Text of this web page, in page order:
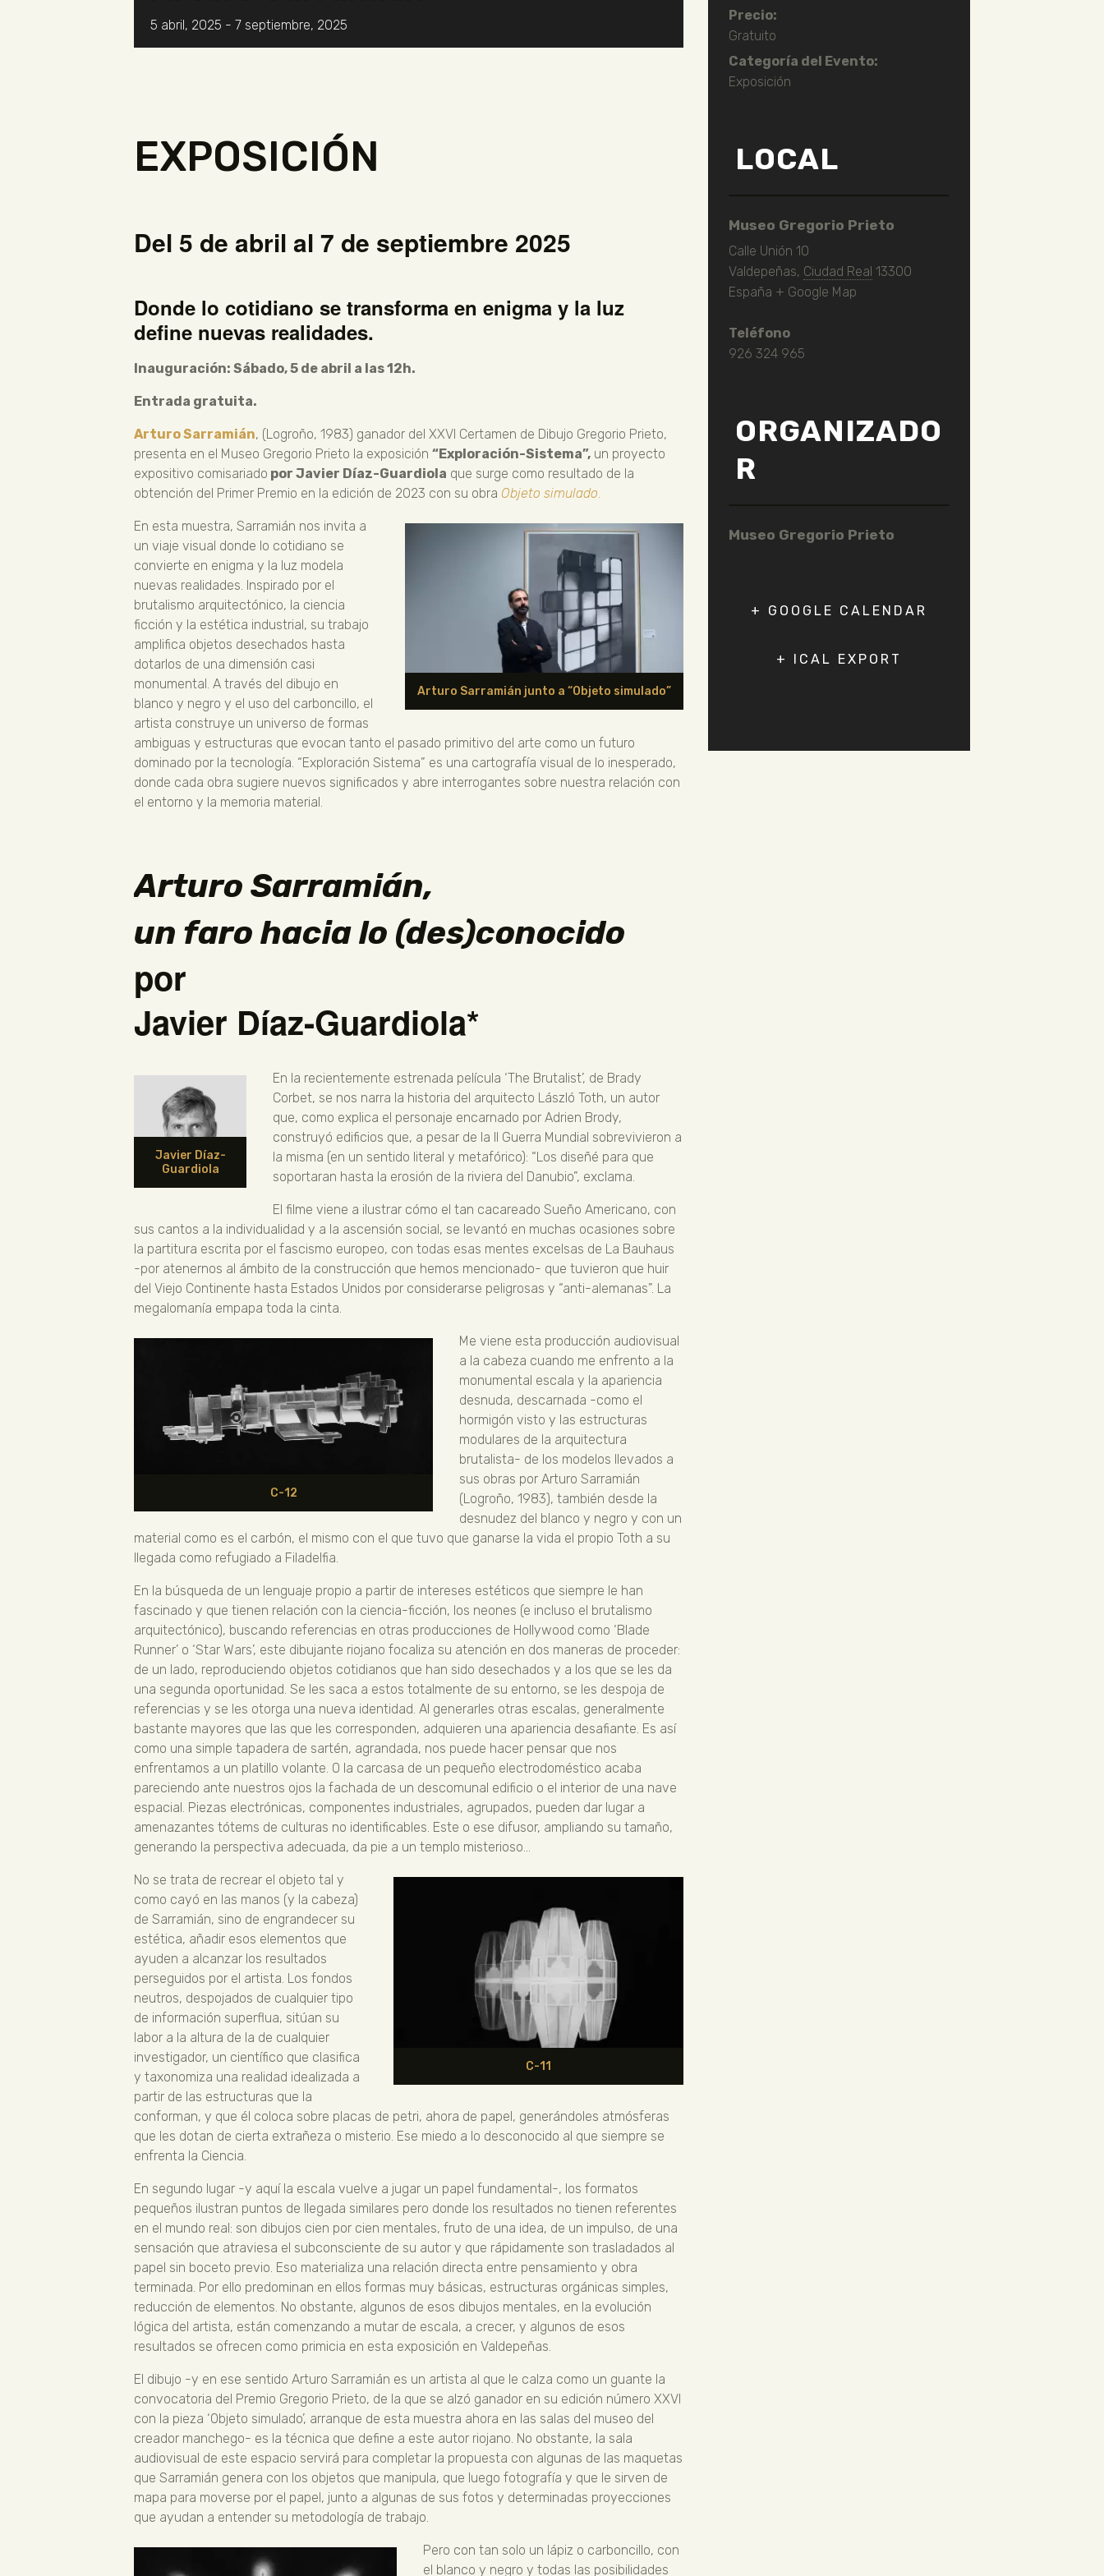
5 abril, 2025 - 7 septiembre, 2025
EXPOSICIÓN
Del 5 de abril al 7 de septiembre 2025
Donde lo cotidiano se transforma en enigma y la luz
define nuevas realidades.
Inauguración: Sábado, 5 de abril a las 12h.
Entrada gratuita.
Arturo Sarramián, (Logroño, 1983) ganador del XXVI Certamen de Dibujo Gregorio Prieto,
presenta en el Museo Gregorio Prieto la exposición “Exploración-Sistema”, un proyecto
expositivo comisariado por Javier Díaz-Guardiola que surge como resultado de la
obtención del Primer Premio en la edición de 2023 con su obra Objeto simulado.
Arturo Sarramián junto a “Objeto simulado”
En esta muestra, Sarramián nos invita a
un viaje visual donde lo cotidiano se
convierte en enigma y la luz modela
nuevas realidades. Inspirado por el
brutalismo arquitectónico, la ciencia
ficción y la estética industrial, su trabajo
amplifica objetos desechados hasta
dotarlos de una dimensión casi
monumental. A través del dibujo en
blanco y negro y el uso del carboncillo, el
artista construye un universo de formas
ambiguas y estructuras que evocan tanto el pasado primitivo del arte como un futuro
dominado por la tecnología. “Exploración Sistema” es una cartografía visual de lo inesperado,
donde cada obra sugiere nuevos significados y abre interrogantes sobre nuestra relación con
el entorno y la memoria material.
Arturo Sarramián,
un faro hacia lo (des)conocido
por
Javier Díaz-Guardiola*
Javier Díaz-
Guardiola
En la recientemente estrenada película ‘The Brutalist’, de Brady
Corbet, se nos narra la historia del arquitecto László Toth, un autor
que, como explica el personaje encarnado por Adrien Brody,
construyó edificios que, a pesar de la II Guerra Mundial sobrevivieron a
la misma (en un sentido literal y metafórico): “Los diseñé para que
soportaran hasta la erosión de la riviera del Danubio”, exclama.
El filme viene a ilustrar cómo el tan cacareado Sueño Americano, con
sus cantos a la individualidad y a la ascensión social, se levantó en muchas ocasiones sobre
la partitura escrita por el fascismo europeo, con todas esas mentes excelsas de La Bauhaus
-por atenernos al ámbito de la construcción que hemos mencionado- que tuvieron que huir
del Viejo Continente hasta Estados Unidos por considerarse peligrosas y “anti-alemanas”. La
megalomanía empapa toda la cinta.
C-12
Me viene esta producción audiovisual
a la cabeza cuando me enfrento a la
monumental escala y la apariencia
desnuda, descarnada -como el
hormigón visto y las estructuras
modulares de la arquitectura
brutalista- de los modelos llevados a
sus obras por Arturo Sarramián
(Logroño, 1983), también desde la
desnudez del blanco y negro y con un
material como es el carbón, el mismo con el que tuvo que ganarse la vida el propio Toth a su
llegada como refugiado a Filadelfia.
En la búsqueda de un lenguaje propio a partir de intereses estéticos que siempre le han
fascinado y que tienen relación con la ciencia-ficción, los neones (e incluso el brutalismo
arquitectónico), buscando referencias en otras producciones de Hollywood como ‘Blade
Runner’ o ‘Star Wars’, este dibujante riojano focaliza su atención en dos maneras de proceder:
de un lado, reproduciendo objetos cotidianos que han sido desechados y a los que se les da
una segunda oportunidad. Se les saca a estos totalmente de su entorno, se les despoja de
referencias y se les otorga una nueva identidad. Al generarles otras escalas, generalmente
bastante mayores que las que les corresponden, adquieren una apariencia desafiante. Es así
como una simple tapadera de sartén, agrandada, nos puede hacer pensar que nos
enfrentamos a un platillo volante. O la carcasa de un pequeño electrodoméstico acaba
pareciendo ante nuestros ojos la fachada de un descomunal edificio o el interior de una nave
espacial. Piezas electrónicas, componentes industriales, agrupados, pueden dar lugar a
amenazantes tótems de culturas no identificables. Este o ese difusor, ampliando su tamaño,
generando la perspectiva adecuada, da pie a un templo misterioso…
C-11
No se trata de recrear el objeto tal y
como cayó en las manos (y la cabeza)
de Sarramián, sino de engrandecer su
estética, añadir esos elementos que
ayuden a alcanzar los resultados
perseguidos por el artista. Los fondos
neutros, despojados de cualquier tipo
de información superflua, sitúan su
labor a la altura de la de cualquier
investigador, un científico que clasifica
y taxonomiza una realidad idealizada a
partir de las estructuras que la
conforman, y que él coloca sobre placas de petri, ahora de papel, generándoles atmósferas
que les dotan de cierta extrañeza o misterio. Ese miedo a lo desconocido al que siempre se
enfrenta la Ciencia.
En segundo lugar -y aquí la escala vuelve a jugar un papel fundamental-, los formatos
pequeños ilustran puntos de llegada similares pero donde los resultados no tienen referentes
en el mundo real: son dibujos cien por cien mentales, fruto de una idea, de un impulso, de una
sensación que atraviesa el subconsciente de su autor y que rápidamente son trasladados al
papel sin boceto previo. Eso materializa una relación directa entre pensamiento y obra
terminada. Por ello predominan en ellos formas muy básicas, estructuras orgánicas simples,
reducción de elementos. No obstante, algunos de esos dibujos mentales, en la evolución
lógica del artista, están comenzando a mutar de escala, a crecer, y algunos de esos
resultados se ofrecen como primicia en esta exposición en Valdepeñas.
El dibujo -y en ese sentido Arturo Sarramián es un artista al que le calza como un guante la
convocatoria del Premio Gregorio Prieto, de la que se alzó ganador en su edición número XXVI
con la pieza ‘Objeto simulado’, arranque de esta muestra ahora en las salas del museo del
creador manchego- es la técnica que define a este autor riojano. No obstante, la sala
audiovisual de este espacio servirá para completar la propuesta con algunas de las maquetas
que Sarramián genera con los objetos que manipula, que luego fotografía y que le sirven de
mapa para moverse por el papel, junto a algunas de sus fotos y determinadas proyecciones
que ayudan a entender su metodología de trabajo.
Pero con tan solo un lápiz o carboncillo, con
el blanco y negro y todas las posibilidades
Precio:
Gratuito
Categoría del Evento:
Exposición
LOCAL
Museo Gregorio Prieto
Calle Unión 10
Valdepeñas, Ciudad Real 13300
España + Google Map
Teléfono
926 324 965
ORGANIZADO
R
Museo Gregorio Prieto
+ GOOGLE CALENDAR
+ ICAL EXPORT